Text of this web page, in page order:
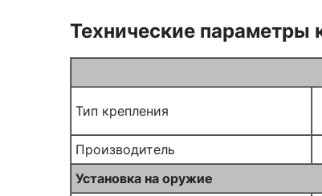
Технические параметры
Тип крепления
Производитель
Установка на оружие